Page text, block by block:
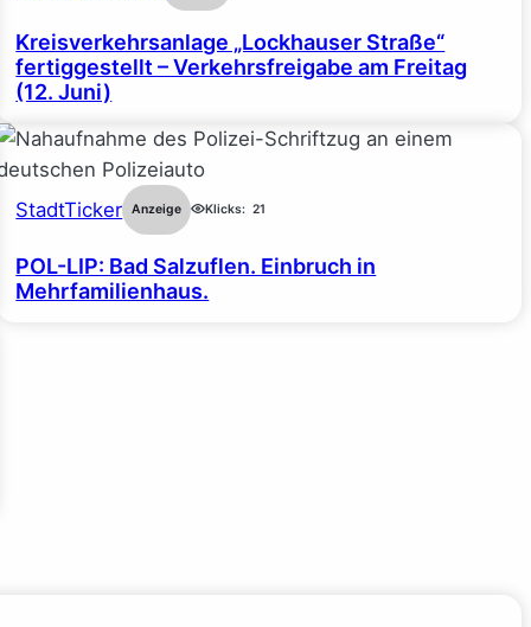
Kreisverkehrsanlage „Lockhauser Straße“
fertiggestellt – Verkehrsfreigabe am Freitag
(12. Juni)
StadtTicker Anzeige Klicks: 21
POL-LIP: Bad Salzuflen. Einbruch in
Mehrfamilienhaus.